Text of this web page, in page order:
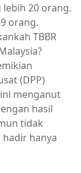
20 orang.
orang.
TBBR
(DPP)
menganut
hasil
tidak
hanya